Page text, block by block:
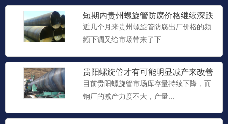
短期内贵州螺旋管防腐​价格继续深跌
可能性极小
近几个月来贵州螺旋管防腐​出厂价格的频
频下调又给市场带来了下...
贵阳螺旋管​才有可能明显减产来改善
供需关系
目前贵阳螺旋管市场库存量持续下降，而
钢厂的减产力度不大，产量...
防腐螺旋钢管
防腐螺旋钢管主要用于埋地或水下钢质输
油、输气、供水、供热管道...
螺旋钢管防腐加工
环氧树脂螺旋钢管是螺旋钢管防腐的一
种。环氧树脂为主剂的一种双...